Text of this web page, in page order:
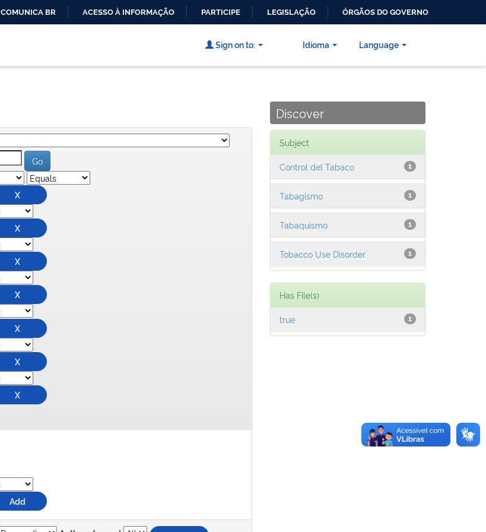
CONTEÚDO
COMUNICA BR ACESSO À INFORMAÇÃO PARTICIPE LEGISLAÇÃO ÓRGÃOS DO GOVERNO
Language
Sign on to: Idioma
Discover
Subject
1
Control del Tabaco
1
Tabagismo
1
Tabaquismo
1
Tobacco Use Disorder
Has File(s)
1
true